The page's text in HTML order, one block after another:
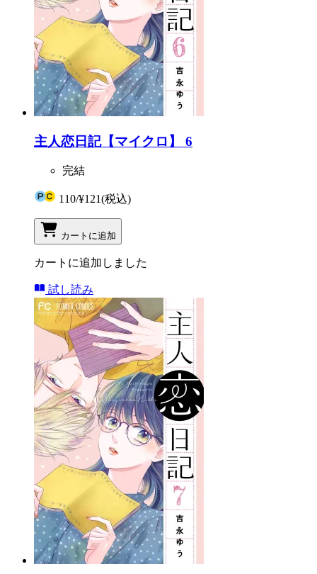
主人恋日記【マイクロ】 6
完結
110/¥121(税込)
カートに追加
カートに追加しました
試し読み